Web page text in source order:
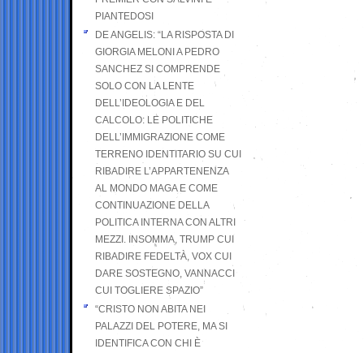
PIANTEDOSI
DE ANGELIS: “LA RISPOSTA DI
GIORGIA MELONI A PEDRO
SANCHEZ SI COMPRENDE
SOLO CON LA LENTE
DELL’IDEOLOGIA E DEL
CALCOLO: LE POLITICHE
DELL’IMMIGRAZIONE COME
TERRENO IDENTITARIO SU CUI
RIBADIRE L’APPARTENENZA
AL MONDO MAGA E COME
CONTINUAZIONE DELLA
POLITICA INTERNA CON ALTRI
MEZZI. INSOMMA, TRUMP CUI
RIBADIRE FEDELTÀ, VOX CUI
DARE SOSTEGNO, VANNACCI
CUI TOGLIERE SPAZIO”
“CRISTO NON ABITA NEI
PALAZZI DEL POTERE, MA SI
IDENTIFICA CON CHI È